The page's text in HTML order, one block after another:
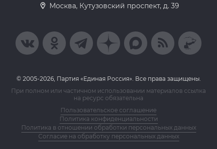
Москва, Кутузовский проспект, д. 39
© 2005-2026, Партия «Единая Россия». Все права защищены.
При полном или частичном использовании материалов ссылка
на ресурс обязательна
Пользовательское соглашение
Политика конфиденциальности
Политика в отношении обработки персональных данных
Согласие на обработку персональных данных